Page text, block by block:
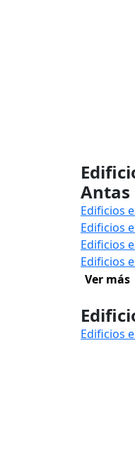
Antas
Edificios
Edificios
Edificios
Edificios
Ver más
Edificios